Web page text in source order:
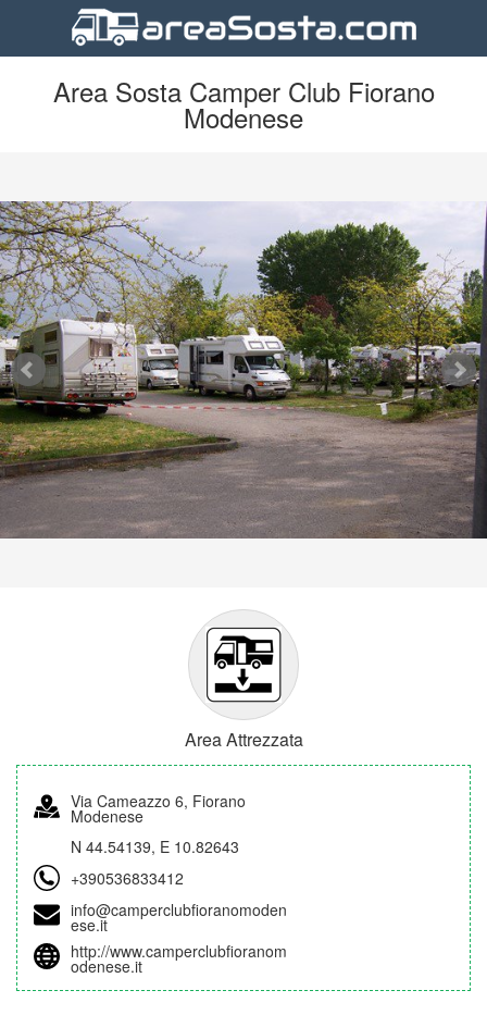
Area Sosta Camper Club Fiorano
Modenese
Area Attrezzata
Via Cameazzo 6, Fiorano
Modenese
N 44.54139, E 10.82643
+390536833412
info@camperclubfioranomoden
ese.it
http://www.camperclubfioranom
odenese.it